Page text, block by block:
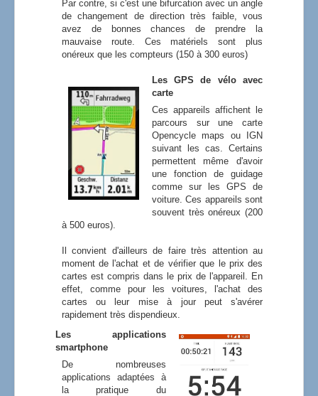
Par contre, si c'est une bifurcation avec un angle
de changement de direction très faible, vous
avez de bonnes chances de prendre la
mauvaise route. Ces matériels sont plus
onéreux que les compteurs (150 à 300 euros)
Les GPS de vélo avec
carte
Ces appareils affichent le
parcours sur une carte
Opencycle maps ou IGN
suivant les cas. Certains
permettent même d'avoir
une fonction de guidage
comme sur les GPS de
voiture. Ces appareils sont
souvent très onéreux (200
à 500 euros).
Il convient d'ailleurs de faire très attention au
moment de l'achat et de vérifier que le prix des
cartes est compris dans le prix de l'appareil. En
effet, comme pour les voitures, l'achat des
cartes ou leur mise à jour peut s'avérer
rapidement très dispendieux.
Les applications
smartphone
De nombreuses
applications adaptées à
la pratique du